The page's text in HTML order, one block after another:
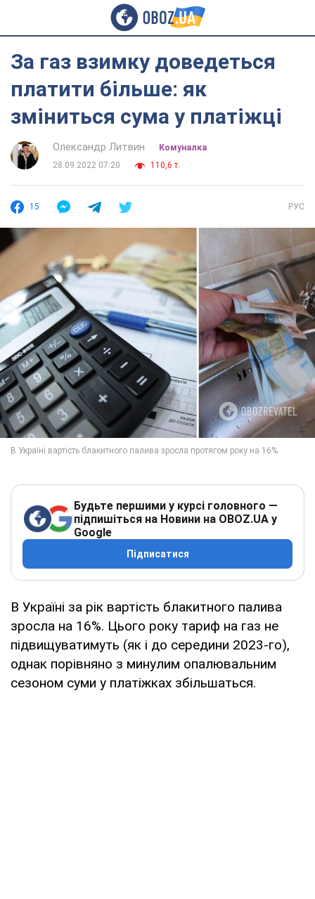
За газ взимку доведеться
платити більше: як
зміниться сума у платіжці
Олександр Литвин
Комуналка
28.09.2022 07:20
110,6 т.
15 РУС
Будьте першими у курсі головного —
підпишіться на Новини на OBOZ.UA у
Google
Підписатися
В Україні за рік вартість блакитного палива
зросла на 16%. Цього року тариф на газ не
підвищуватимуть (як і до середини 2023-го),
однак порівняно з минулим опалювальним
сезоном суми у платіжках збільшаться.